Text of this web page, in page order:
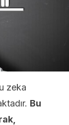
zeka
Bu